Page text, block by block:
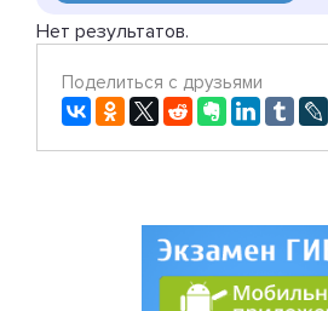
Нет результатов.
Поделиться с друзьями